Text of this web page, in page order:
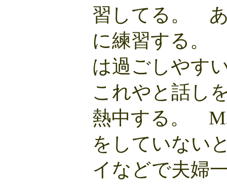
習してる。
に練習する。
は過ごしやす
これやと話し
熱中する。 M
をしていない
イなどで夫婦